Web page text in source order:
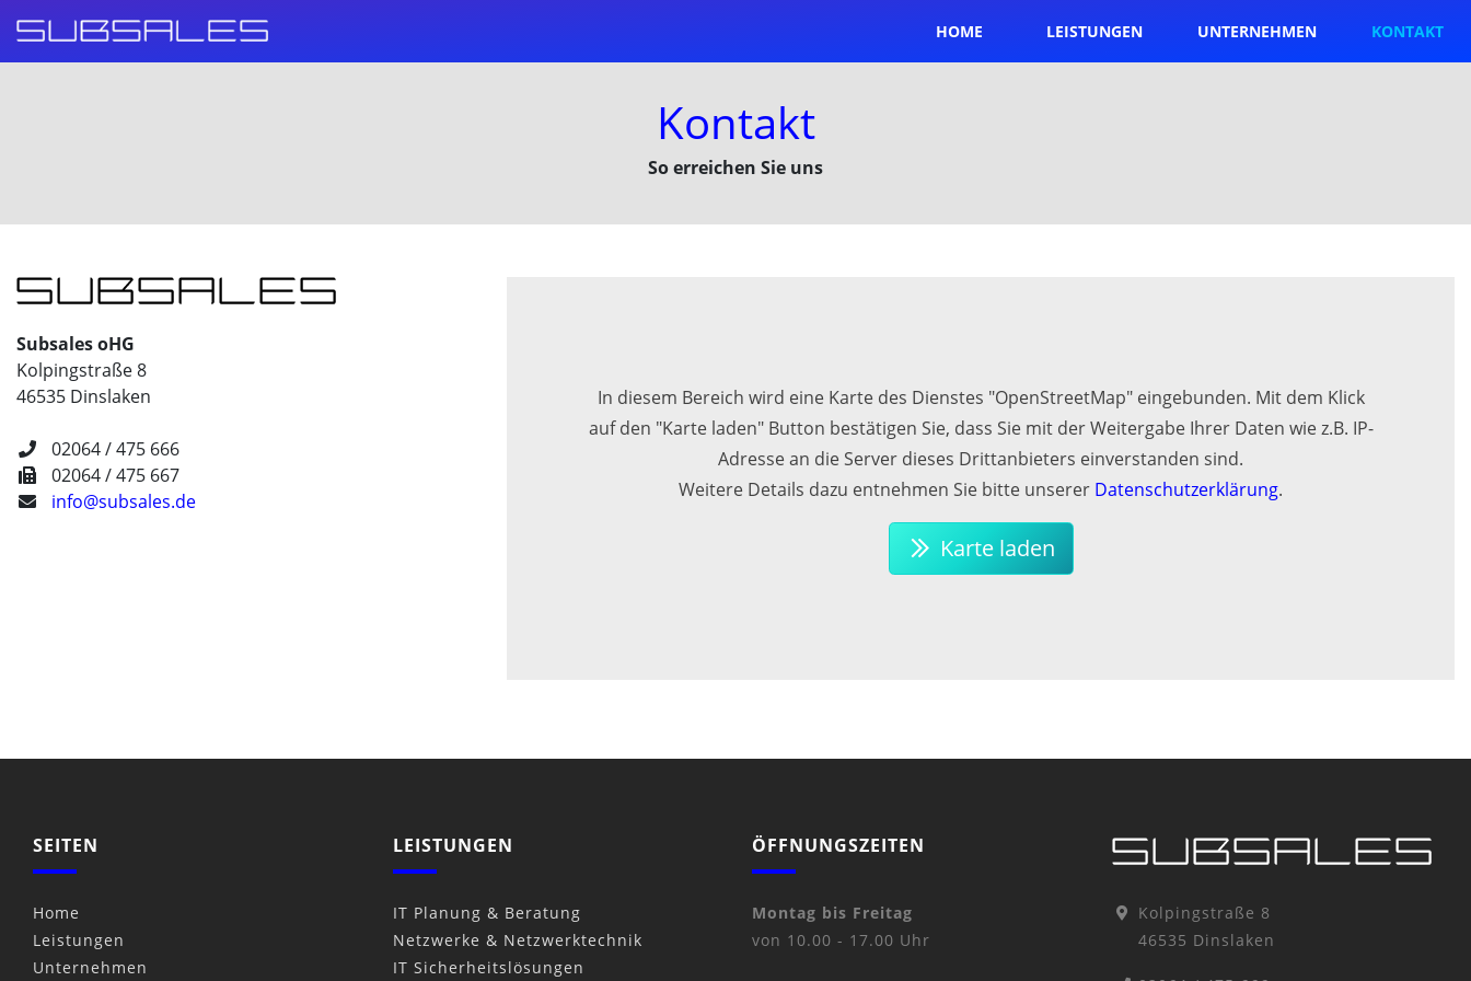
HOME LEISTUNGEN UNTERNEHMEN KONTAKT
Kontakt
So erreichen Sie uns
Subsales oHG
Kolpingstraße 8
46535 Dinslaken
02064 / 475 666
02064 / 475 667
info@subsales.de
In diesem Bereich wird eine Karte des Dienstes "OpenStreetMap" eingebunden. Mit dem Klick
auf den "Karte laden" Button bestätigen Sie, dass Sie mit der Weitergabe Ihrer Daten wie z.B. IP-
Adresse an die Server dieses Drittanbieters einverstanden sind.
Weitere Details dazu entnehmen Sie bitte unserer Datenschutzerklärung.
Karte laden
SEITEN
Home
Leistungen
Unternehmen
LEISTUNGEN
IT Planung & Beratung
Netzwerke & Netzwerktechnik
IT Sicherheitslösungen
ÖFFNUNGSZEITEN
Montag bis Freitag
von 10.00 - 17.00 Uhr
Kolpingstraße 8
46535 Dinslaken